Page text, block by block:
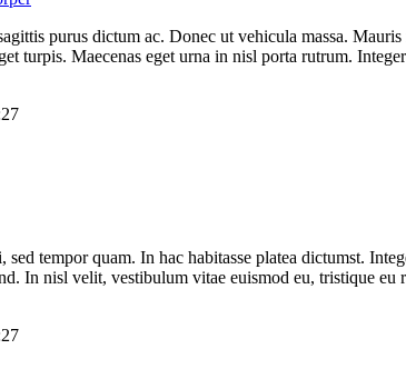
purus dictum ac. Donec ut vehicula massa.
turpis. Maecenas eget urna in nisl porta rutrum.
tempor quam. In hac habitasse platea dictumst.
In nisl velit, vestibulum vitae euismod eu, tristique eu